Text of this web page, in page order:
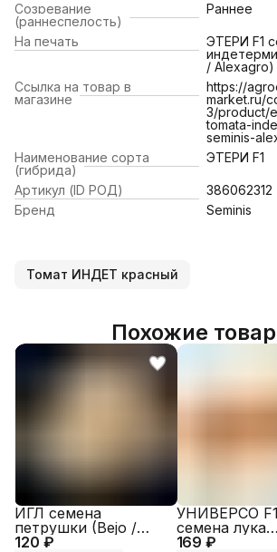
Созревание
(раннеспелость)
Раннее
На печать
ЭТЕРИ F1
/ Alexagro)
Ссылка на товар в
магазине
https://
market.ru/
3/product/
tomata-
seminis-
Наименование сорта
(гибрида)
ЭТЕРИ F1
Артикул (ID РОД)
386062312
Бренд
Seminis
Томат ИНДЕТ красный
Похожие
120 ₽
ИГЛ семена
петрушки (Bejo /
ALEXAGRO)
169 ₽
УНИВЕРСО F1
семена лука
репчатого